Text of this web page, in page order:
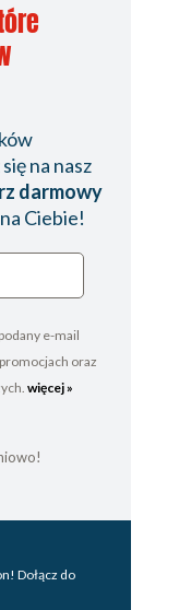
na nasz
darmowy
Ciebie!
e-mail
oraz
więcej »
Dołącz do